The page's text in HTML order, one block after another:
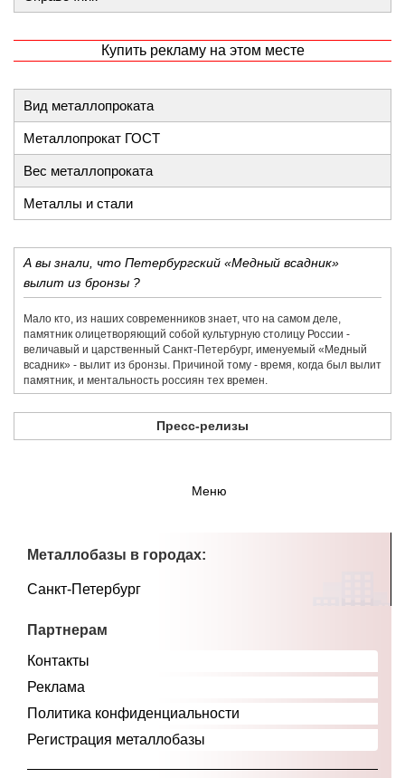
Купить рекламу на этом месте
Вид металлопроката
Металлопрокат ГОСТ
Вес металлопроката
Металлы и стали
А вы знали, что Петербургский «Медный всадник»
вылит из бронзы ?
Мало кто, из наших современников знает, что на самом деле,
памятник олицетворяющий собой культурную столицу России -
величавый и царственный Санкт-Петербург, именуемый «Медный
всадник» - вылит из бронзы. Причиной тому - время, когда был вылит
памятник, и ментальность россиян тех времен.
Пресс-релизы
Меню
Металлобазы в городах:
Санкт-Петербург
Партнерам
Контакты
Реклама
Политика конфиденциальности
Регистрация металлобазы